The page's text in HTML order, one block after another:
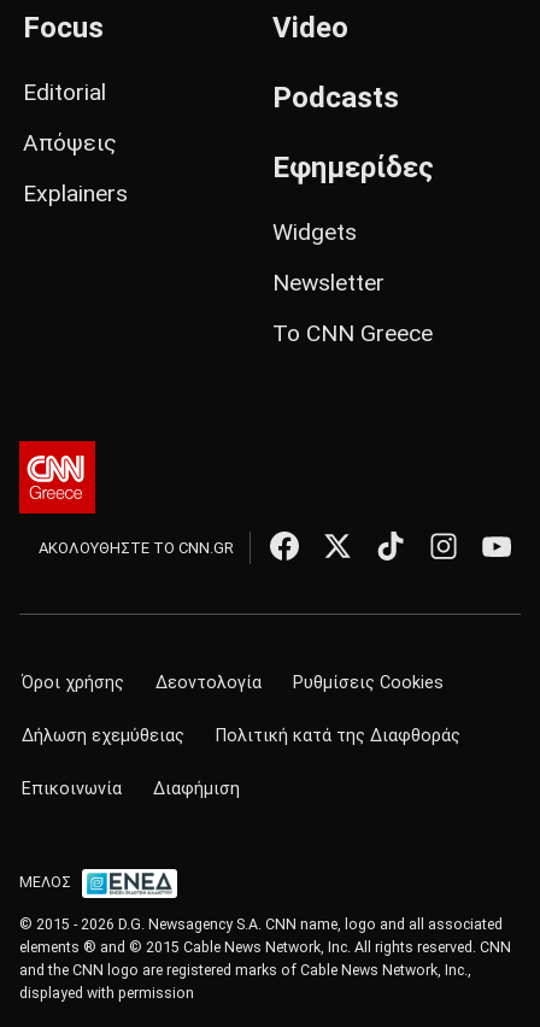
Focus
Editorial
Απόψεις
Explainers
Video
Podcasts
Εφημερίδες
Widgets
Newsletter
Το CNN Greece
ΑΚΟΛΟΥΘΗΣΤΕ ΤΟ CNN.GR
Όροι χρήσης Δεοντολογία Ρυθμίσεις Cookies
Δήλωση εχεμύθειας Πολιτική κατά της Διαφθοράς
Επικοινωνία Διαφήμιση
ΜΕΛΟΣ
© 2015 - 2026 D.G. Newsagency S.A. CNN name, logo and all associated
elements ® and © 2015 Cable News Network, Inc. All rights reserved. CNN
and the CNN logo are registered marks of Cable News Network, Inc.,
displayed with permission